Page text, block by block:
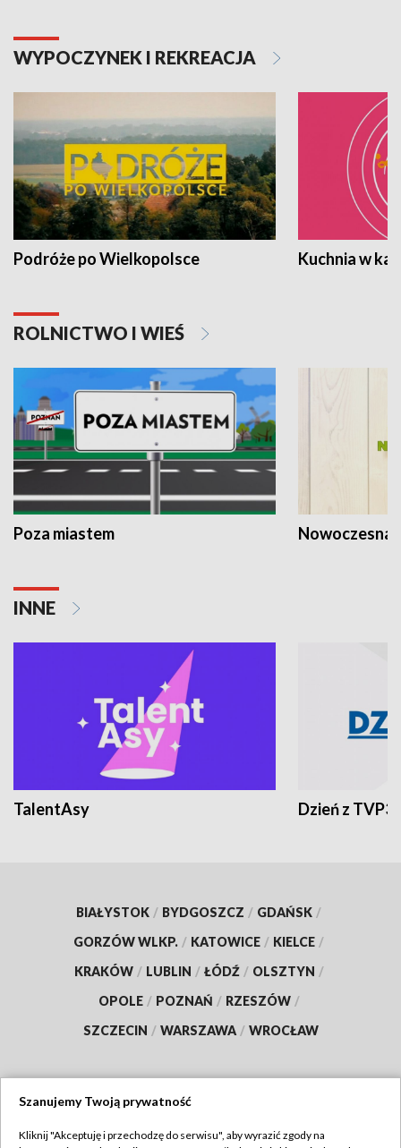
WYPOCZYNEK I REKREACJA
Podróże po Wielkopolsce Kuchnia w
ROLNICTWO I WIEŚ
Poza miastem Nowoczesna
INNE
TalentAsy Dzień z TVP3
BIAŁYSTOK / BYDGOSZCZ / GDAŃSK /
GORZÓW WLKP. / KATOWICE / KIELCE /
KRAKÓW / LUBLIN / ŁÓDŹ / OLSZTYN /
OPOLE / POZNAŃ / RZESZÓW /
SZCZECIN / WARSZAWA / WROCŁAW
Szanujemy Twoją prywatność
Kliknij "Akceptuję i przechodzę do serwisu", aby wyrazić zgody na